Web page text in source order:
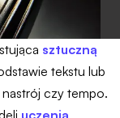
sztuczną
tekstu lub
czy tempo.
uczenia